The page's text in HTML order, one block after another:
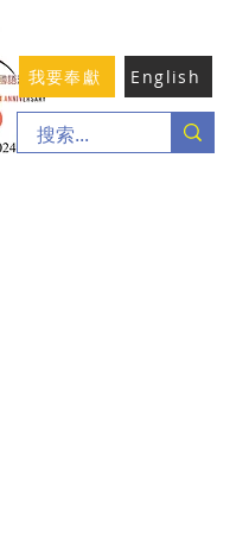
我要奉獻 English